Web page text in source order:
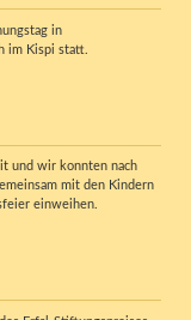
in
im Kispi statt.
und wir konnten nach
mit den Kindern
einweihen.